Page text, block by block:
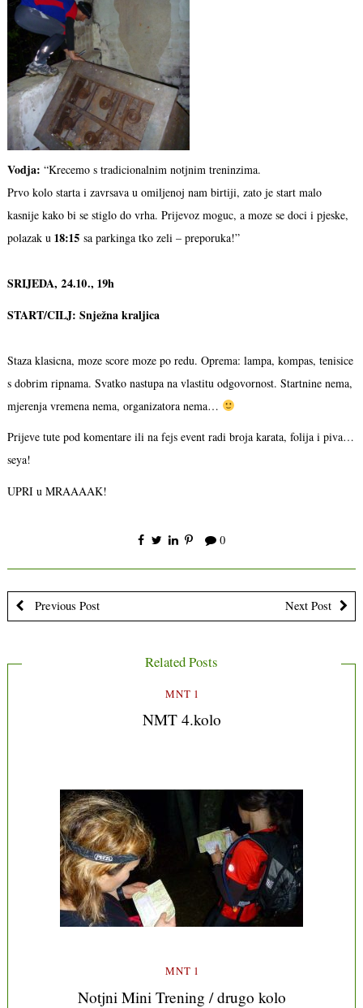
Vodja: “Krecemo s tradicionalnim notjnim treninzima.
Prvo kolo starta i zavrsava u omiljenoj nam birtiji, zato je start malo
kasnije kako bi se stiglo do vrha. Prijevoz moguc, a moze se doci i pjeske,
polazak u 18:15 sa parkinga tko zeli – preporuka!”
SRIJEDA, 24.10., 19h
START/CILJ: Snježna kraljica
Staza klasicna, moze score moze po redu. Oprema: lampa, kompas, tenisice
s dobrim ripnama. Svatko nastupa na vlastitu odgovornost. Startnine nema,
mjerenja vremena nema, organizatora nema…
Prijeve tute pod komentare ili na fejs event radi broja karata, folija i piva…
seya!
UPRI u MRAAAAK!
0
Previous Post Next Post
Related Posts
MNT 1
NMT 4.kolo
MNT 1
Notjni Mini Trening / drugo kolo